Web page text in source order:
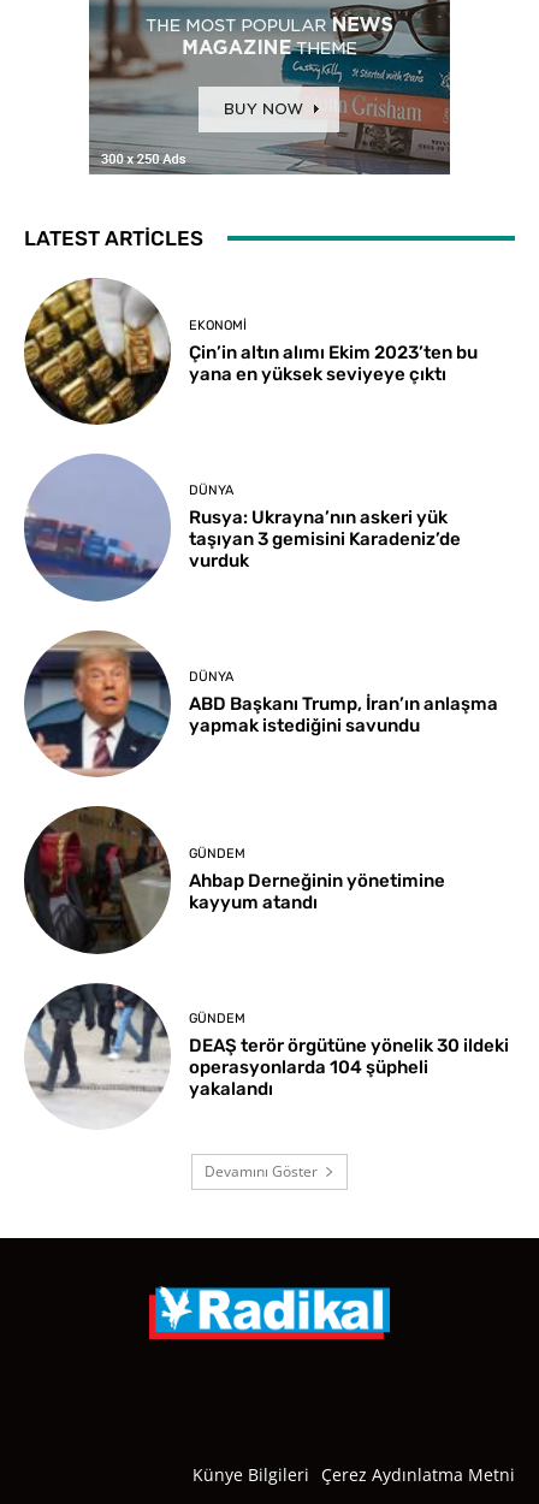
LATEST ARTICLES
EKONOMI
Çin’in altın alımı Ekim 2023’ten bu
yana en yüksek seviyeye çıktı
DÜNYA
Rusya: Ukrayna’nın askeri yük
taşıyan 3 gemisini Karadeniz’de
vurduk
DÜNYA
ABD Başkanı Trump, İran’ın anlaşma
yapmak istediğini savundu
GÜNDEM
Ahbap Derneğinin yönetimine
kayyum atandı
GÜNDEM
DEAŞ terör örgütüne yönelik 30 ildeki
operasyonlarda 104 şüpheli
yakalandı
Devamını Göster
Künye Bilgileri Çerez Aydınlatma Metni